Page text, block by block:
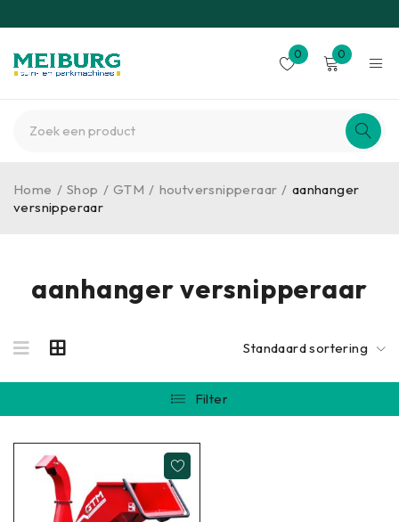
0 0
aanhanger versnipperaar
Home / Shop / GTM / houtversnipperaar / aanhanger
versnipperaar
Standaard sortering
Filter